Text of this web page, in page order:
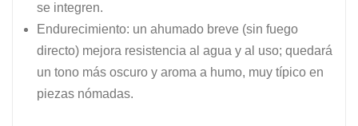
se integren.
Endurecimiento: un ahumado breve (sin fuego
directo) mejora resistencia al agua y al uso; quedará
un tono más oscuro y aroma a humo, muy típico en
piezas nómadas.